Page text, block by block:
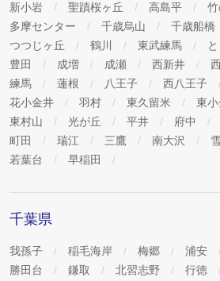
新小岩
聖蹟桜ヶ丘 高島平
多摩センター
千歳烏山 千歳船橋
つつじヶ丘
鶴川 東武練馬
豊田
成増 成瀬 西新井
練馬
蓮根 八王子 西八王子
花小金井
羽村 東久留米 東
東村山
光が丘 平井 府中
町田
瑞江 三鷹 南大沢
若葉台
早稲田
千葉県
我孫子 稲毛海岸 梅郷 浦安
勝田台
鎌取 北習志野 行徳